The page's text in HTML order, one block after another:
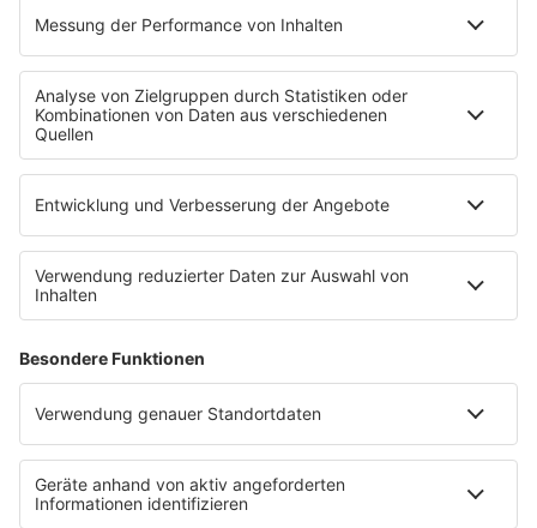
MEIN R.SH
Empfang
R.SH-Shop
Werbung buchen
Häufige Fragen
INFORMATION
Datenschutz
Datenschutzeinstellungen
Clubbedingungen
Teilnahmebedingungen
R.SH auf radioplayer.de